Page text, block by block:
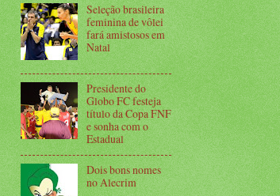
Seleção brasileira
feminina de vôlei
fará amistosos em
Natal
Presidente do
Globo FC festeja
título da Copa FNF
e sonha com o
Estadual
Dois bons nomes
no Alecrim